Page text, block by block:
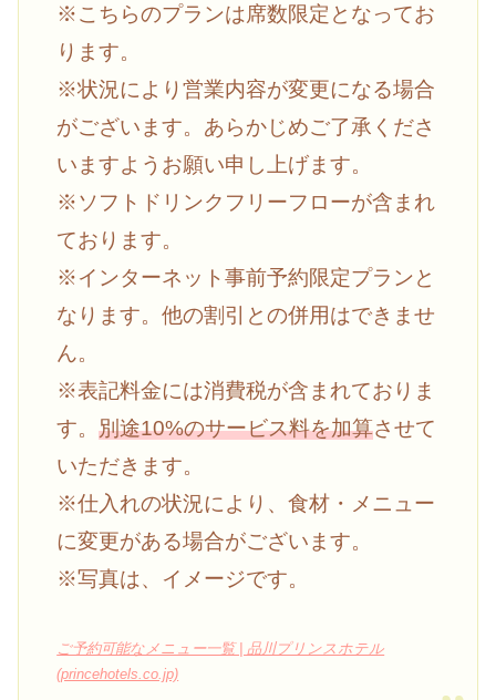
※こちらのプランは席数限定となってお
ります。
※状況により営業内容が変更になる場合
がございます。あらかじめご了承くださ
いますようお願い申し上げます。
※ソフトドリンクフリーフローが含まれ
ております。
※インターネット事前予約限定プランと
なります。他の割引との併用はできませ
ん。
※表記料金には消費税が含まれておりま
す。別途10%のサービス料を加算させて
いただきます。
※仕入れの状況により、食材・メニュー
に変更がある場合がございます。
※写真は、イメージです。
ご予約可能なメニュー一覧 | 品川プリンスホテル
(princehotels.co.jp)